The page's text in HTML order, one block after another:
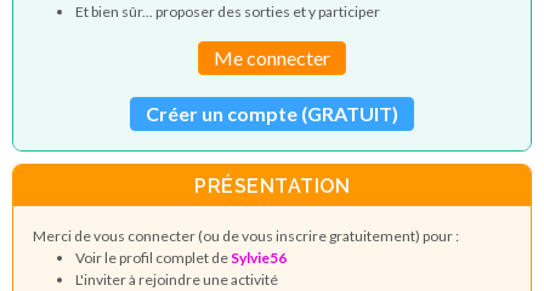
Et bien sûr... proposer des sorties et y participer
Me connecter
Créer un compte (GRATUIT)
PRÉSENTATION
Merci de vous connecter (ou de vous inscrire gratuitement) pour :
Voir le profil complet de Sylvie56
L'inviter à rejoindre une activité